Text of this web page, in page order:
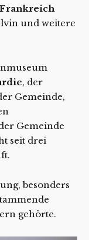
und weitere
, der
Gemeinde,
Gemeinde
seit drei
besonders
gehörte.